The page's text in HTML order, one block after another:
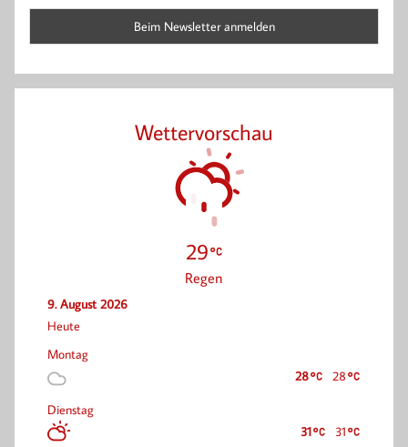
Wettervorschau
29
Regen
9. August 2026
Heute
Montag
28
28
Dienstag
31
31